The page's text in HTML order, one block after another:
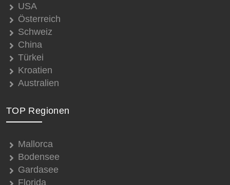
USA
Österreich
Schweiz
China
Türkei
Kroatien
Australien
TOP Regionen
Mallorca
Bodensee
Gardasee
Florida